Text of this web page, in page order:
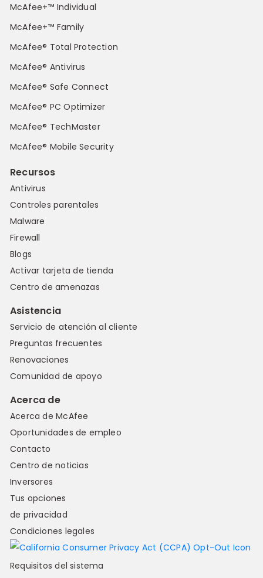
McAfee+™ Individual
McAfee+™ Family
McAfee® Total Protection
McAfee® Antivirus
McAfee® Safe Connect
McAfee® PC Optimizer
McAfee® TechMaster
McAfee® Mobile Security
Recursos
Antivirus
Controles parentales
Malware
Firewall
Blogs
Activar tarjeta de tienda
Centro de amenazas
Asistencia
Servicio de atención al cliente
Preguntas frecuentes
Renovaciones
Comunidad de apoyo
Acerca de
Acerca de McAfee
Oportunidades de empleo
Contacto
Centro de noticias
Inversores
Tus opciones
de privacidad
Condiciones legales
Requisitos del sistema